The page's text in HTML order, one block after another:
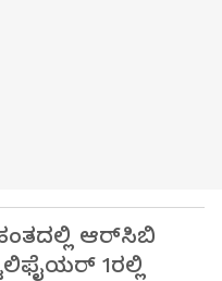
ಆರ್‌ಸಿಬಿ
1ರಲ್ಲಿ